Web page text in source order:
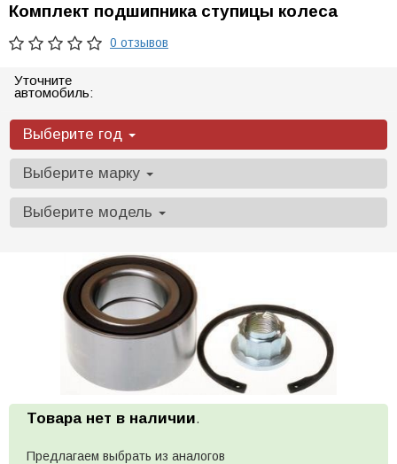
Комплект подшипника ступицы колеса
0 отзывов
Уточните
автомобиль:
Выберите год
Выберите марку
Выберите модель
Товара нет в наличии.
Предлагаем выбрать из аналогов